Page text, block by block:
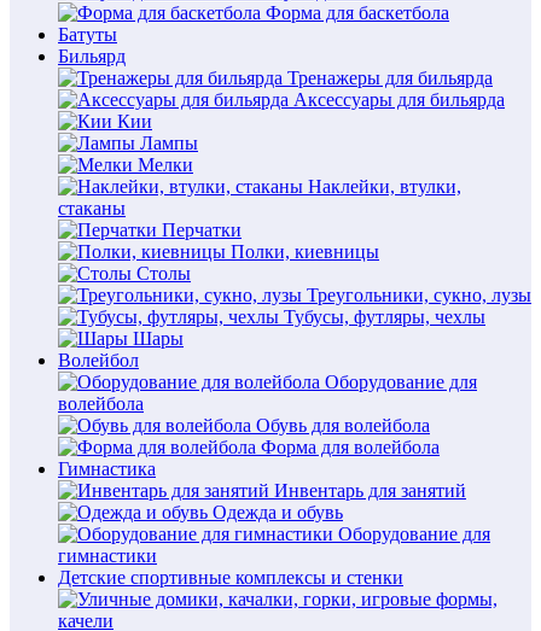
Форма для баскетбола
Батуты
Бильярд
Тренажеры для бильярда
Аксессуары для бильярда
Кии
Лампы
Мелки
Наклейки, втулки,
стаканы
Перчатки
Полки, киевницы
Столы
Треугольники, сукно, лузы
Тубусы, футляры, чехлы
Шары
Волейбол
Оборудование для
волейбола
Обувь для волейбола
Форма для волейбола
Гимнастика
Инвентарь для занятий
Одежда и обувь
Оборудование для
гимнастики
Детские спортивные комплексы и стенки